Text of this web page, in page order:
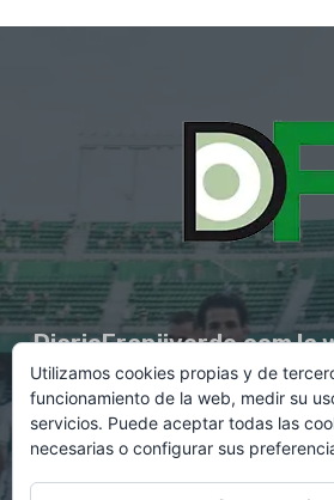
DiarioFranjiverde.com la
información del
Contacto en:
Utilizamos cookies propias y de
funcionamiento de la web, medir su
servicios. Puede aceptar todas las
necesarias o configurar sus